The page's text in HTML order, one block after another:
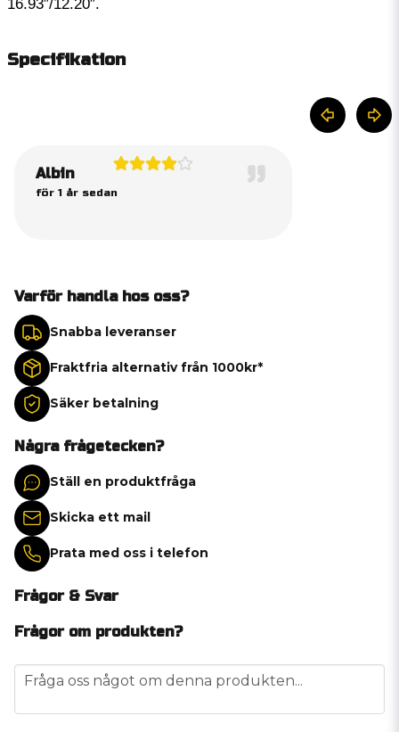
16.93″/12.20″.
Specifikation
Albin
för 1 år sedan
Varför handla hos oss?
Snabba leveranser
Fraktfria alternativ från 1000kr*
Säker betalning
Några frågetecken?
Ställ en produktfråga
Skicka ett mail
Prata med oss i telefon
Frågor & Svar
Frågor om produkten?
question
Fråga oss något om denna produkten...